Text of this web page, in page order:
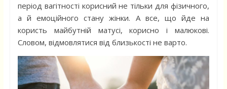
період вагітності корисний не тільки для фізичного,
а й емоційного стану жінки. А все, що йде на
користь майбутній матусі, корисно і малюкові.
Словом, відмовлятися від близькості не варто.